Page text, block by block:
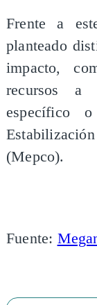
Frente a
planteado
impacto,
recursos a
específico
(Mepco).
Fuente: